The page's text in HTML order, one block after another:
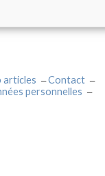
articles
Contact
personnelles